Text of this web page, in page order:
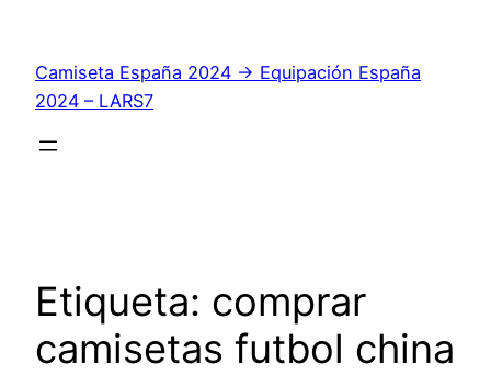
contenido
Camiseta España 2024 → Equipación España
2024 – LARS7
Etiqueta: comprar
camisetas futbol china